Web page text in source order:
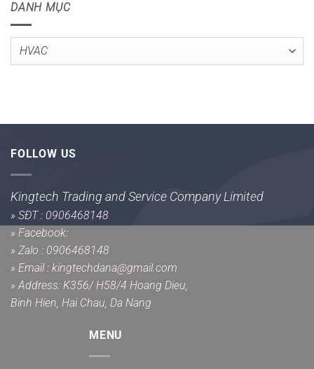
DANH MỤC
Danh
FOLLOW US
Kingtech Trading and Service Company Limited
» SĐT : 0906468148
» Facebook:
» Zalo : 0906468148
» Email : kingtechdana@gmail.com
» Address: K356/ H58/4 Hoang Dieu,
Binh Hien, Hai Chau, Da Nang
MENU